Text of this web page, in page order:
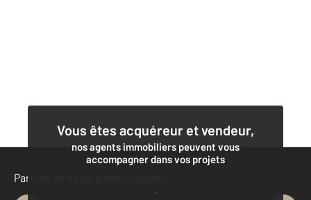
Vous êtes acquéreur et vendeur,
nos agents immobiliers peuvent vous
accompagner dans vos projets
Contacter l'agence
Parlons de vous, parlons biens